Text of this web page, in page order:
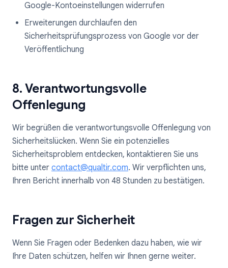
Google-Kontoeinstellungen widerrufen
Erweiterungen durchlaufen den
Sicherheitsprüfungsprozess von Google vor der
Veröffentlichung
8. Verantwortungsvolle
Offenlegung
Wir begrüßen die verantwortungsvolle Offenlegung von
Sicherheitslücken. Wenn Sie ein potenzielles
Sicherheitsproblem entdecken, kontaktieren Sie uns
bitte unter contact@qualtir.com. Wir verpflichten uns,
Ihren Bericht innerhalb von 48 Stunden zu bestätigen.
Fragen zur Sicherheit
Wenn Sie Fragen oder Bedenken dazu haben, wie wir
Ihre Daten schützen, helfen wir Ihnen gerne weiter.